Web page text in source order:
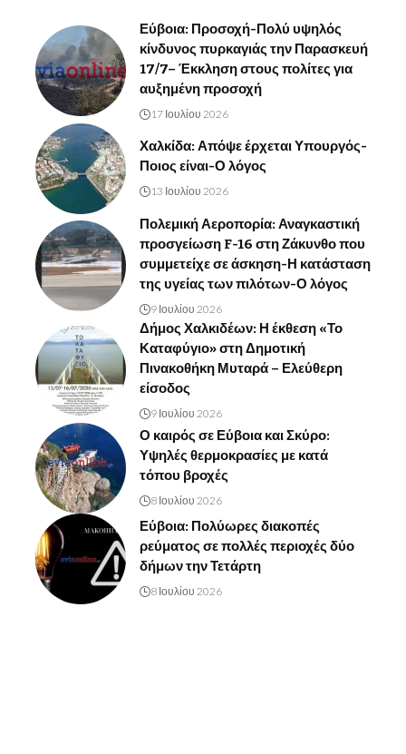
Εύβοια: Προσοχή-Πολύ υψηλός
κίνδυνος πυρκαγιάς την Παρασκευή
17/7– Έκκληση στους πολίτες για
αυξημένη προσοχή
17 Ιουλίου 2026
Χαλκίδα: Απόψε έρχεται Υπουργός-
Ποιος είναι-Ο λόγος
13 Ιουλίου 2026
Πολεμική Αεροπορία: Αναγκαστική
προσγείωση F-16 στη Ζάκυνθο που
συμμετείχε σε άσκηση-Η κατάσταση
της υγείας των πιλότων-Ο λόγος
9 Ιουλίου 2026
Δήμος Χαλκιδέων: Η έκθεση «Το
Καταφύγιο» στη Δημοτική
Πινακοθήκη Μυταρά – Ελεύθερη
είσοδος
9 Ιουλίου 2026
Ο καιρός σε Εύβοια και Σκύρο:
Υψηλές θερμοκρασίες με κατά
τόπου βροχές
8 Ιουλίου 2026
Εύβοια: Πολύωρες διακοπές
ρεύματος σε πολλές περιοχές δύο
δήμων την Τετάρτη
8 Ιουλίου 2026